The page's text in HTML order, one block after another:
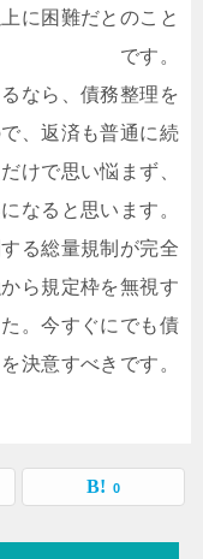
に困難だとのこと
です。
なら、債務整理を
、返済も普通に続
けで思い悩まず、
なると思います。
る総量規制が完全
ら規定枠を無視す
。今すぐにでも債
決意すべきです。
0